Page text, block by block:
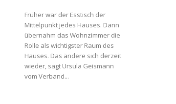
Früher war der Esstisch der
Mittelpunkt jedes Hauses. Dann
übernahm das Wohnzimmer die
Rolle als wichtigster Raum des
Hauses. Das ändere sich derzeit
wieder, sagt Ursula Geismann
vom Verband...